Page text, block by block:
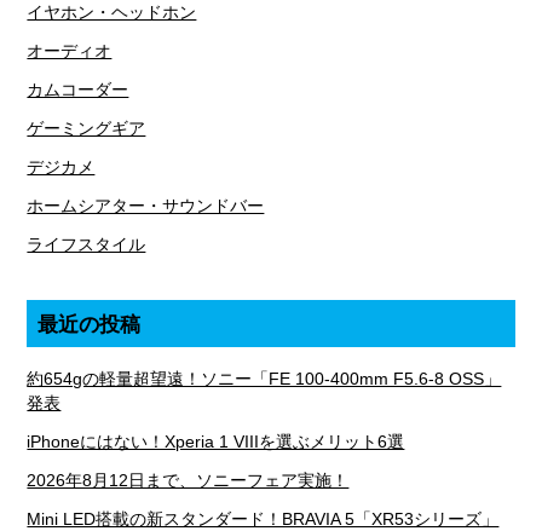
イヤホン・ヘッドホン
オーディオ
カムコーダー
ゲーミングギア
デジカメ
ホームシアター・サウンドバー
ライフスタイル
最近の投稿
約654gの軽量超望遠！ソニー「FE 100-400mm F5.6-8 OSS」
発表
iPhoneにはない！Xperia 1 VIIIを選ぶメリット6選
2026年8月12日まで、ソニーフェア実施！
Mini LED搭載の新スタンダード！BRAVIA 5「XR53シリーズ」